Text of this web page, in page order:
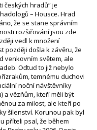
českých hradů“ je
– Housce. Hrad
že se stane správním
rozšiřování jsou zde
vedl k množení
později došla k závěru, že
venkovním světem, ale
Odtud to již nebylo
temnému duchovi
noční návštěvníky
a vězňům, kteří měli být
za milost, ale kteří po
šílenství. Korunou pak byl
příteli psal, že během